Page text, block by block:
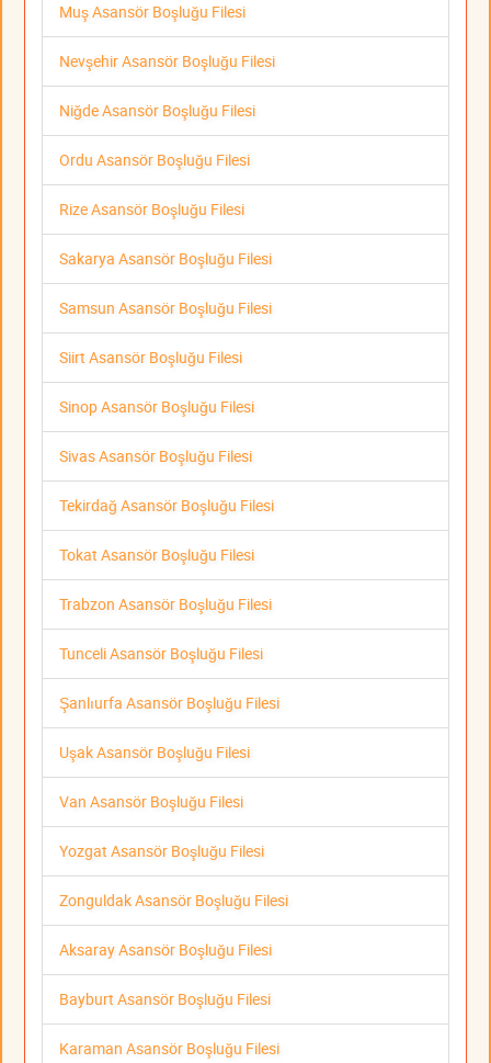
Muş Asansör Boşluğu Filesi
Nevşehir Asansör Boşluğu Filesi
Niğde Asansör Boşluğu Filesi
Ordu Asansör Boşluğu Filesi
Rize Asansör Boşluğu Filesi
Sakarya Asansör Boşluğu Filesi
Samsun Asansör Boşluğu Filesi
Siirt Asansör Boşluğu Filesi
Sinop Asansör Boşluğu Filesi
Sivas Asansör Boşluğu Filesi
Tekirdağ Asansör Boşluğu Filesi
Tokat Asansör Boşluğu Filesi
Trabzon Asansör Boşluğu Filesi
Tunceli Asansör Boşluğu Filesi
Şanlıurfa Asansör Boşluğu Filesi
Uşak Asansör Boşluğu Filesi
Van Asansör Boşluğu Filesi
Yozgat Asansör Boşluğu Filesi
Zonguldak Asansör Boşluğu Filesi
Aksaray Asansör Boşluğu Filesi
Bayburt Asansör Boşluğu Filesi
Karaman Asansör Boşluğu Filesi